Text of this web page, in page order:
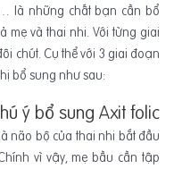
là những chất bạn cần bổ
mẹ và thai nhi. Với từng giai
chút. Cụ thể với 3 giai đoạn
bổ sung như sau:
ý bổ sung Axit folic
não bộ của thai nhi bắt đầu
vì vậy, mẹ bầu cần tập